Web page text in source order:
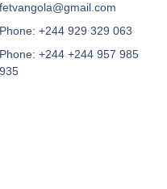
fetvangola@gmail.com
Phone: +244 929 329 063
Phone: +244 +244 957 985
935